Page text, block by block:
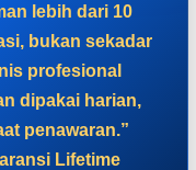
lebih dari 10
bukan sekadar
profesional
dipakai harian,
penawaran.”
Lifetime